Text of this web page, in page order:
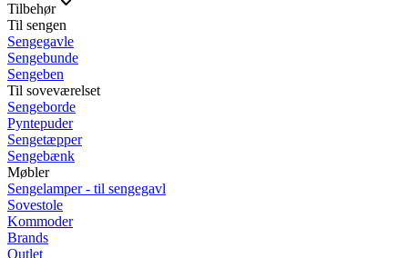
Tilbehør
Til sengen
Sengegavle
Sengebunde
Sengeben
Til soveværelset
Sengeborde
Pyntepuder
Sengetæpper
Sengebænk
Møbler
Sengelamper - til sengegavl
Sovestole
Kommoder
Brands
Outlet